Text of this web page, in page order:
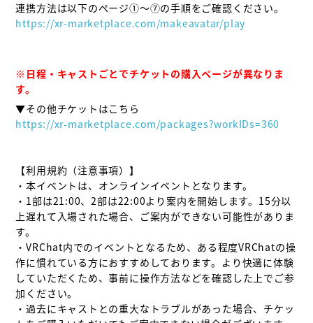
https://xr-marketplace.com/makeavatar/play
※日程・キャストごとでチケットの購入ページが異なりま
https://xr-marketplace.com/packages?workIDs=360
【利用規約（注意事項）】
・本イベントは、オンラインイベントとなります。
・1部は21:00、2部は22:00より案内を開始します。15分以
上遅れて入場された場合、ご案内ができない可能性がありま
す。
・VRChat内でのイベントとなるため、ある程度VRChatの操
作に慣れている方におすすめしております。より快適に体験
していただくため、事前に操作方法などを確認した上でご参
加ください。
・過去にキャストとの重大なトラブルがあった場合、チケッ